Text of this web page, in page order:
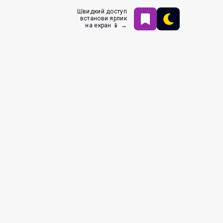
Швидкий доступ
встанови ярлик
на екран 📱 →